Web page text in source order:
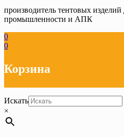
производитель тентовых изделий
промышленности и АПК
0
0
Корзина
Искать
×